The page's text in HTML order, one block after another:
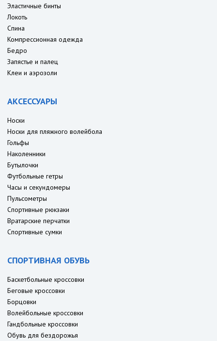
Эластичные бинты
Локоть
Спина
Компрессионная одежда
Бедро
Запястье и палец
Клеи и аэрозоли
АКСЕССУАРЫ
Носки
Носки для пляжного волейбола
Гольфы
Наколенники
Бутылочки
Футбольные гетры
Часы и секундомеры
Пульсометры
Спортивные рюкзаки
Вратарские перчатки
Спортивные сумки
СПОРТИВНАЯ ОБУВЬ
Баскетбольные кроссовки
Беговые кроссовки
Борцовки
Волейбольные кроссовки
Гандбольные кроссовки
Обувь для бездорожья